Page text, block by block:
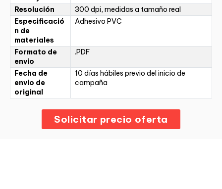
Resolución
300 dpi, medidas a tamaño real
Especificació
n de
materiales
Adhesivo PVC
Formato de
envio
.PDF
Fecha de
envio de
original
10 días hábiles previo del inicio de
campaña
Solicitar precio oferta